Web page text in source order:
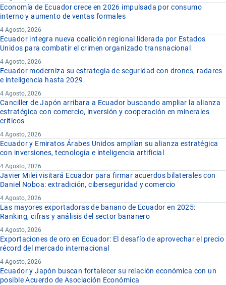
Economía de Ecuador crece en 2026 impulsada por consumo
interno y aumento de ventas formales
4 Agosto, 2026
Ecuador integra nueva coalición regional liderada por Estados
Unidos para combatir el crimen organizado transnacional
4 Agosto, 2026
Ecuador moderniza su estrategia de seguridad con drones, radares
e inteligencia hasta 2029
4 Agosto, 2026
Canciller de Japón arribara a Ecuador buscando ampliar la alianza
estratégica con comercio, inversión y cooperación en minerales
críticos
4 Agosto, 2026
Ecuador y Emiratos Árabes Unidos amplían su alianza estratégica
con inversiones, tecnología e inteligencia artificial
4 Agosto, 2026
Javier Milei visitará Ecuador para firmar acuerdos bilaterales con
Daniel Noboa: extradición, ciberseguridad y comercio
4 Agosto, 2026
Las mayores exportadoras de banano de Ecuador en 2025:
Ranking, cifras y análisis del sector bananero
4 Agosto, 2026
Exportaciones de oro en Ecuador: El desafío de aprovechar el precio
récord del mercado internacional
4 Agosto, 2026
Ecuador y Japón buscan fortalecer su relación económica con un
posible Acuerdo de Asociación Económica